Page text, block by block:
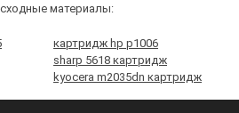
материалы:
картридж hp p1006
sharp 5618 картридж
kyocera m2035dn картридж